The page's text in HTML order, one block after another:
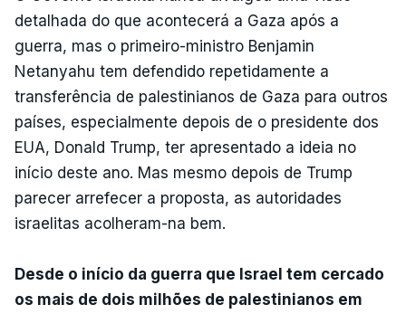
detalhada do que acontecerá a Gaza após a
guerra, mas o primeiro-ministro Benjamin
Netanyahu tem defendido repetidamente a
transferência de palestinianos de Gaza para outros
países, especialmente depois de o presidente dos
EUA, Donald Trump, ter apresentado a ideia no
início deste ano. Mas mesmo depois de Trump
parecer arrefecer a proposta, as autoridades
israelitas acolheram-na bem.
Desde o início da guerra que Israel tem cercado
os mais de dois milhões de palestinianos em